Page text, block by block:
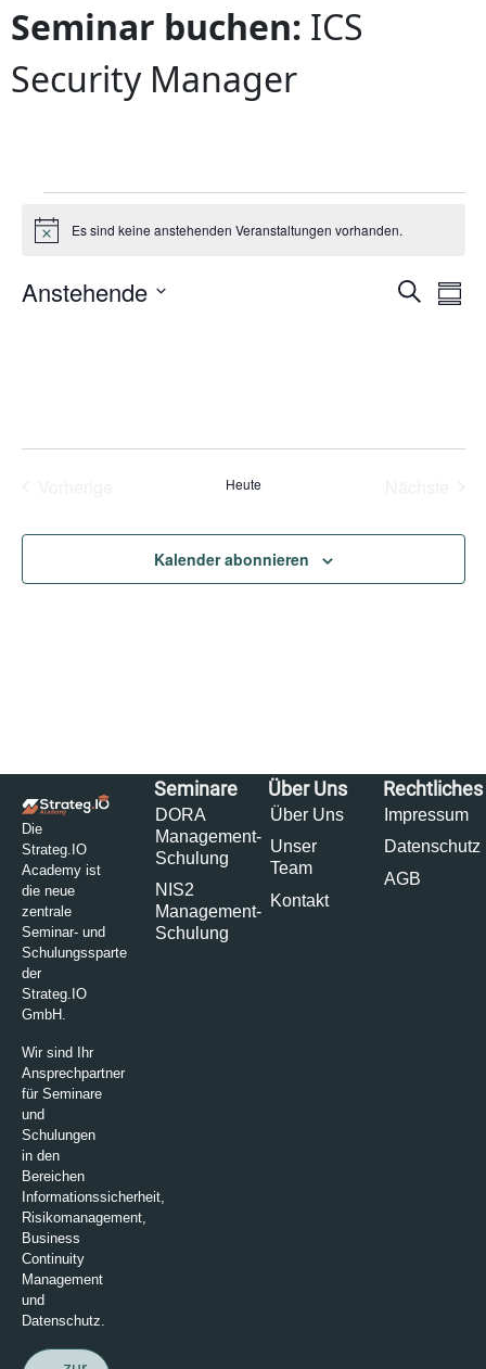
Seminar buchen: ICS
Security Manager
HinweisEs sind keine anstehenden Veranstaltungen vorhanden.
Suche
Anstehende
VeranstaltungenHeute
Kalender abonnieren
Die
Strateg.IO
Academy ist
die neue
zentrale
Seminar- und
Schulungssparte
der
Strateg.IO
GmbH.
Wir sind Ihr
Ansprechpartner
für Seminare
und
Schulungen
in den
Bereichen
Informationssicherheit,
Risikomanagement,
Business
Continuity
Management
und
Datenschutz.
Seminare
DORA
Management-
Schulung
NIS2
Management-
Schulung
Über Uns
Über Uns
Unser
Team
Kontakt
Rechtliches
Impressum
Datenschutz
AGB